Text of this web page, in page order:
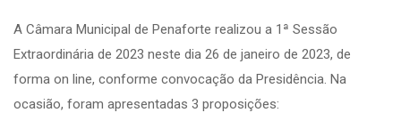
A Câmara Municipal de Penaforte realizou a 1ª Sessão
Extraordinária de 2023 neste dia 26 de janeiro de 2023, de
forma on line, conforme convocação da Presidência. Na
ocasião, foram apresentadas 3 proposições: